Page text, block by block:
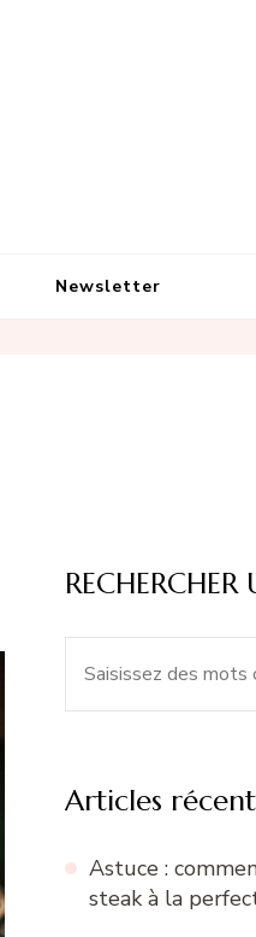
Newsletter
RECHERCHER
Articles
Astuce :
steak à la